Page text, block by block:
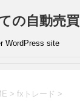
の自動売買
WordPress site
> fxトレード >